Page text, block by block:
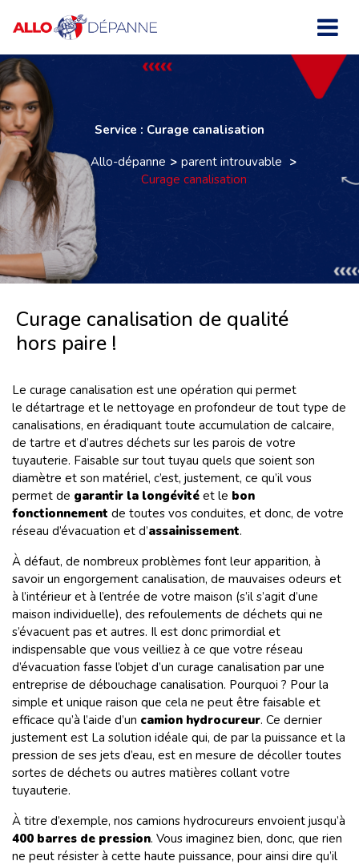
Service : Curage canalisation
Allo-dépanne
parent introuvable
Curage canalisation
Curage canalisation de qualité
hors paire !
Le curage canalisation est une opération qui permet
le détartrage et le nettoyage en profondeur de tout type de
canalisations, en éradiquant toute accumulation de calcaire,
de tartre et d’autres déchets sur les parois de votre
tuyauterie. Faisable sur tout tuyau quels que soient son
diamètre et son matériel, c’est, justement, ce qu’il vous
permet de garantir la longévité et le bon
fonctionnement de toutes vos conduites, et donc, de votre
réseau d’évacuation et d’assainissement.
À défaut, de nombreux problèmes font leur apparition, à
savoir un engorgement canalisation, de mauvaises odeurs et
à l’intérieur et à l’entrée de votre maison (s’il s’agit d’une
maison individuelle), des refoulements de déchets qui ne
s’évacuent pas et autres. Il est donc primordial et
indispensable que vous veilliez à ce que votre réseau
d’évacuation fasse l’objet d’un curage canalisation par une
entreprise de débouchage canalisation. Pourquoi ? Pour la
simple et unique raison que cela ne peut être faisable et
efficace qu’à l’aide d’un camion hydrocureur. Ce dernier
justement est La solution idéale qui, de par la puissance et la
pression de ses jets d’eau, est en mesure de décoller toutes
sortes de déchets ou autres matières collant votre
tuyauterie.
À titre d’exemple, nos camions hydrocureurs envoient jusqu’à
400 barres de pression. Vous imaginez bien, donc, que rien
ne peut résister à cette haute puissance, pour ainsi dire qu’il